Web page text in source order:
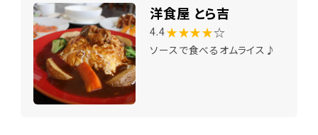
洋食屋 とら吉
4.4★★★★☆
ソースで食べるオムライス♪